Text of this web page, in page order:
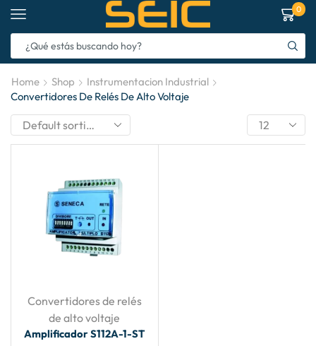
0
Home Shop
Instrumentacion Industrial
Convertidores De Relés De Alto Voltaje
Convertidores de relés
de alto voltaje
Amplificador S112A-1-ST